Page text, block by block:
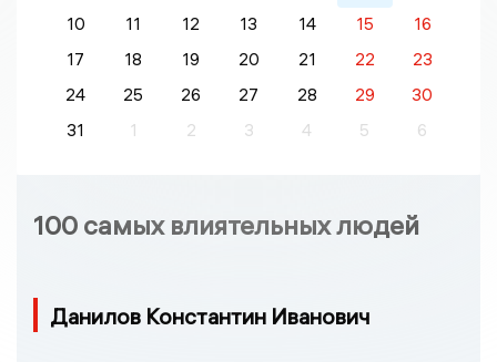
10
11 12 13 14 15
16
17
18 19 20 21 22
23
24
25 26 27 28 29
30
31
1 2 3 4 5 6
100 самых влиятельных людей
Данилов Константин Иванович